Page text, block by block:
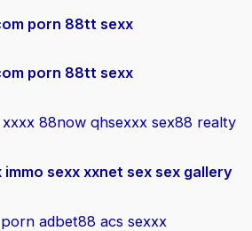
porn 88tt sexx
porn 88tt sexx
88now qhsexxx sex88 realty
immo sexx xxnet sex sex gallery
adbet88 acs sexxx